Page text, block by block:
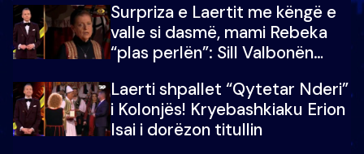
Surpriza e Laertit me këngë e
valle si dasmë, mami Rebeka
“plas perlën”: Sill Valbonën
Laerti shpallet “Qytetar Nderi”
i Kolonjës! Kryebashkiaku Erion
Isai i dorëzon titullin